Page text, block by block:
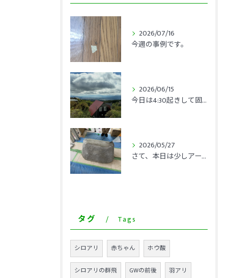
2026/07/16
今週の事例です。
2026/06/15
今日は4:30起きして固唾を飲みながら日本対オランダを観戦。
2026/05/27
さて、本日は少しアートっぽい仕事を三毛ちゃんことあやっちとキ...
タグ Tags
シロアリ 赤ちゃん ホウ酸
シロアリの群飛 GWの前後 羽アリ